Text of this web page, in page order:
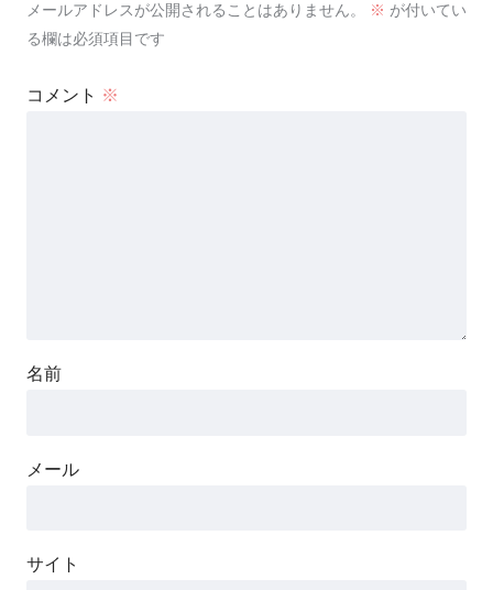
メールアドレスが公開されることはありません。 ※ が付いてい
る欄は必須項目です
コメント ※
名前
メール
サイト